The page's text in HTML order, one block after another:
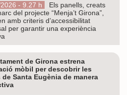
- 9.27 h
Els panells, creats
del projecte “Menja’t Girona”,
amb criteris d’accessibilitat
per garantir una experiència
de Girona estrena
mòbil per descobrir les
de Santa Eugènia de manera